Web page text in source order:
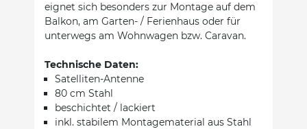
eignet sich besonders zur Montage auf dem
Balkon, am Garten- / Ferienhaus oder für
unterwegs am Wohnwagen bzw. Caravan.
Technische Daten:
Satelliten-Antenne
80 cm Stahl
beschichtet / lackiert
inkl. stabilem Montagematerial aus Stahl